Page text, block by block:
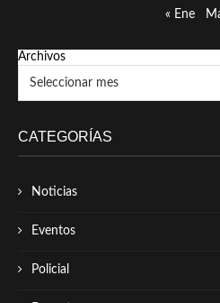
« Ene
Archivos
CATEGORÍAS
Noticias
Eventos
Policial